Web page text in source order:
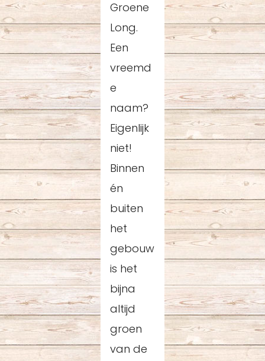
Groene
Long.
Een
vreemd
e
naam?
Eigenlijk
niet!
Binnen
én
buiten
het
gebouw
is het
bijna
altijd
groen
van de